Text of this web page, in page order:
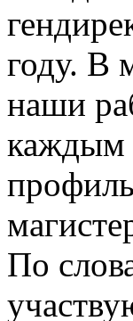
году. В
наши
каждым
По